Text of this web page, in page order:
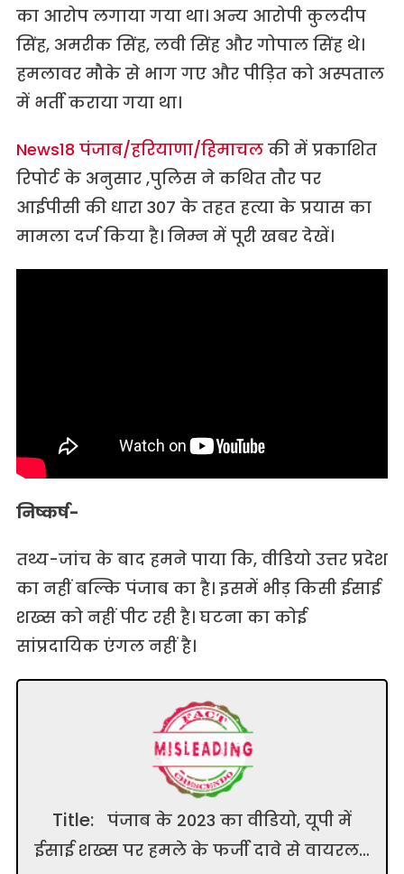
का आरोप लगाया गया था। अन्य आरोपी कुलदीप
सिंह, अमरीक सिंह, लवी सिंह और गोपाल सिंह थे।
हमलावर मौके से भाग गए और पीड़ित को अस्पताल
में भर्ती कराया गया था।
News18 पंजाब/हरियाणा/हिमाचलकी में प्रकाशित
रिपोर्ट के अनुसार ,पुलिस ने कथित तौर पर
आईपीसी की धारा 307 के तहत हत्या के प्रयास का
मामला दर्ज किया है। निम्न में पूरी खबर देखें।
निष्कर्ष-
तथ्य-जांच के बाद हमने पाया कि, वीडियो उत्तर प्रदेश
का नहीं बल्कि पंजाब का है। इसमें भीड़ किसी ईसाई
शख्स को नहीं पीट रही है। घटना का कोई
सांप्रदायिक एंगल नहीं है।
Title: पंजाब के 2023 का वीडियो, यूपी में
ईसाई शख्स पर हमले के फर्जी दावे से वायरल…